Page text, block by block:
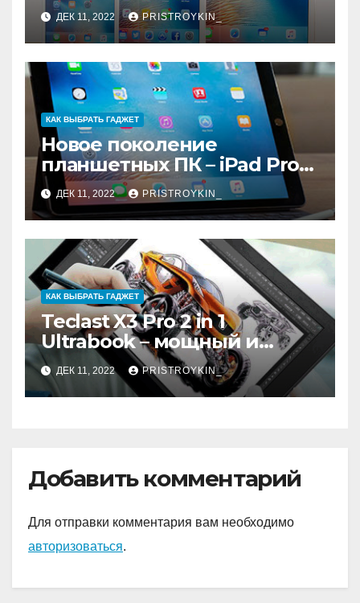
ДЕК 11, 2022 PRISTROYKIN_
КАК ВЫБРАТЬ ГАДЖЕТ
Новое поколение
планшетных ПК – iPad Pro
9.7ДЕК 11, 2022 PRISTROYKIN_
КАК ВЫБРАТЬ ГАДЖЕТ
Teclast X3 Pro 2 in 1
Ultrabook – мощный и
самодостаточный
ДЕК 11, 2022 PRISTROYKIN_
Добавить комментарий
Для отправки комментария вам необходимо
авторизоваться.